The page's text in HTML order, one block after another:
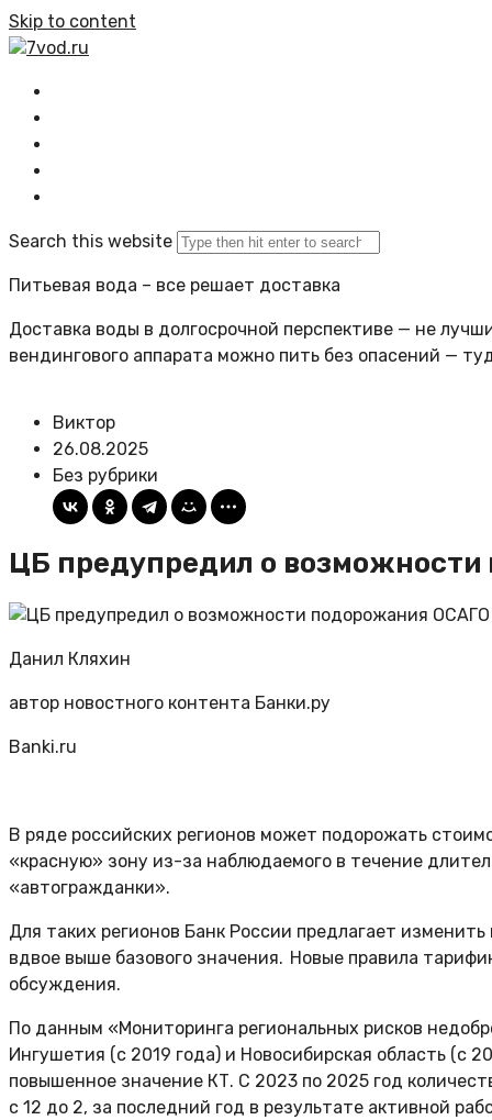
Skip to content
7vod.ru
Search this website
Питьевая вода – все решает доставка
Доставка воды в долгосрочной перспективе — не
вендингового аппарата можно пить без опасений —
Виктор
26.08.2025
Без рубрики
ЦБ предупредил о
Данил Кляхин
автор новостного контента Банки.ру
Banki.ru
В ряде российских регионов может подорожать
«красную» зону из-за наблюдаемого в течение
«автогражданки».
Для таких регионов Банк России предлагает
вдвое выше базового значения. Новые правила
обсуждения.
По данным «Мониторинга региональных рисков
Ингушетия (с 2019 года) и Новосибирская область (с
повышенное значение КТ. С 2023 по 2025 год
с 12 до 2, за последний год в результате активной